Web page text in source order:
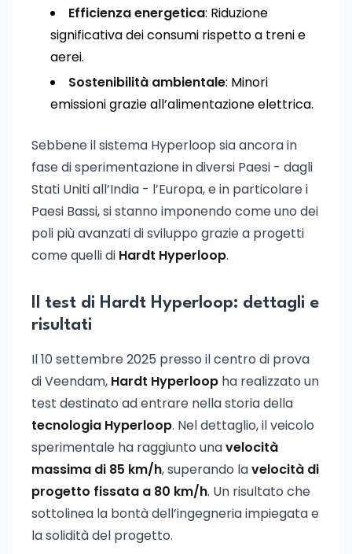
Efficienza energetica: Riduzione
significativa dei consumi rispetto a treni e
aerei.
Sostenibilità ambientale: Minori
emissioni grazie all’alimentazione elettrica.
Sebbene il sistema Hyperloop sia ancora in
fase di sperimentazione in diversi Paesi - dagli
Stati Uniti all’India - l’Europa, e in particolare i
Paesi Bassi, si stanno imponendo come uno dei
poli più avanzati di sviluppo grazie a progetti
come quelli di Hardt Hyperloop.
Il test di Hardt Hyperloop: dettagli e
risultati
Il 10 settembre 2025 presso il centro di prova
di Veendam, Hardt Hyperloop ha realizzato un
test destinato ad entrare nella storia della
tecnologia Hyperloop. Nel dettaglio, il veicolo
sperimentale ha raggiunto unavelocità
massima di 85 km/h, superando lavelocità di
progetto fissata a 80 km/h. Un risultato che
sottolinea la bontà dell’ingegneria impiegata e
la solidità del progetto.